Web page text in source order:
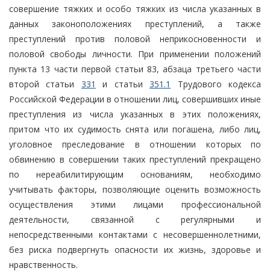
совершение тяжких и особо тяжких из числа указанных в
данных законоположениях преступлений, а также
преступлений против половой неприкосновенности и
половой свободы личности. При применении положений
пункта 13 части первой статьи 83, абзаца третьего части
второй статьи 331 и статьи351.1
Трудового кодекса
Российской Федерации в отношении лиц, совершивших иные
преступления из числа указанных в этих положениях,
притом что их судимость снята или погашена, либо лиц,
уголовное преследование в отношении которых по
обвинению в совершении таких преступлений прекращено
по нереабилитирующим основаниям, необходимо
учитывать факторы, позволяющие оценить возможность
осуществления этими лицами профессиональной
деятельности, связанной с регулярными и
непосредственными контактами с несовершеннолетними,
без риска подвергнуть опасности их жизнь, здоровье и
нравственность.